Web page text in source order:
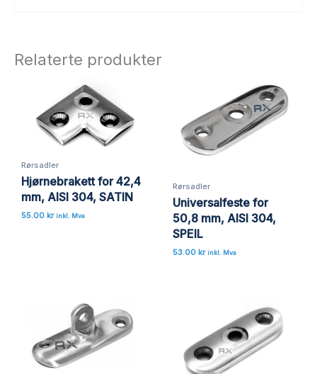
Relaterte produkter
Rørsadler
Hjørnebrakett for 42,4
mm, AISI 304, SATIN
55.00 kr inkl. Mva
Rørsadler
Universalfeste for
50,8 mm, AISI 304,
SPEIL
53.00 kr inkl. Mva